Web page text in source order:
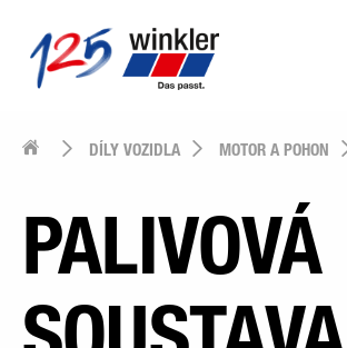
DÍLY VOZIDLA MOTOR A POHON
PALIVOVÁ